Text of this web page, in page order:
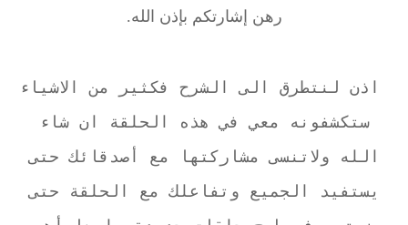
رهن إشارتكم بإذن الله.
اذن لنتطرق الى الشرح فكثير من الاشياء
ستكشفونه معي في هذه الحلقة ان شاء
الله ولاتنسى مشاركتها مع أصدقائك حتى
يستفيد الجميع وتفاعلك مع الحلقة حتى